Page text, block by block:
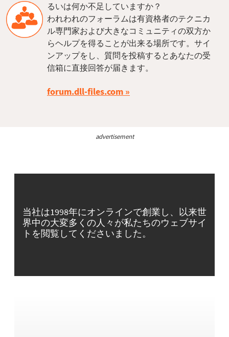
るいは何か不足していますか？
われわれのフォーラムは有資格者のテクニカ
ル専門家および大きなコミュニティの双方か
らヘルプを得ることが出来る場所です。サイ
ンアップをし、質問を投稿するとあなたの受
信箱に直接回答が届きます。
forum.dll-files.com
advertisement
当社は1998年にオンラインで創業し、以来世
界中の大変多くの人々が私たちのウェブサイ
トを閲覧してくださいました。